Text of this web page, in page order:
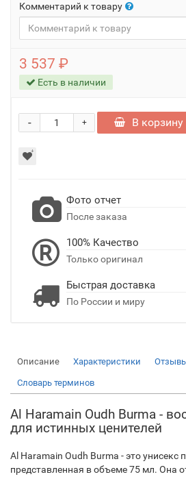
Комментарий к товару
3 537 ₽
Есть в наличии
+
- В корзину
Фото отчет
После заказа
100% Качество
Только оригинал
Быстрая доставка
По России и миру
Описание Характеристики
Словарь терминов
Al Haramain Oudh Burma -
для истинных ценителей
Al Haramain Oudh Burma - это
представленная в объеме 75 мл. Она